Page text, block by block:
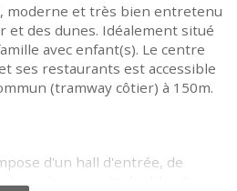
moderne et très bien entretenu
et des dunes. Idéalement situé
avec enfant(s). Le centre
ses restaurants est accessible
(tramway côtier) à 150m.
d'un hall d'entrée, de